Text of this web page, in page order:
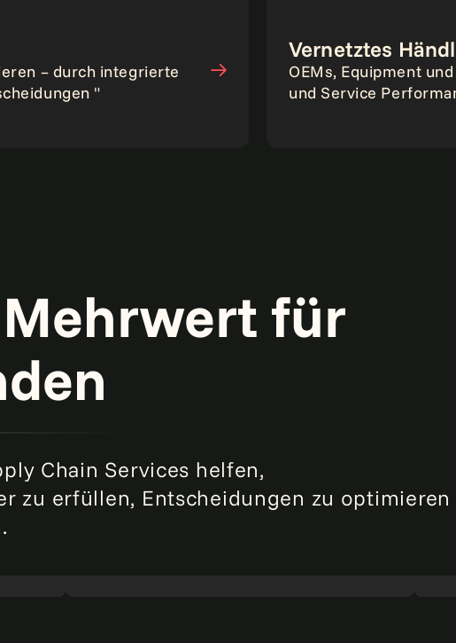
– durch integrierte
"
Vernetztes
OEMs, Equipment
und Service
für
Chain Services helfen,
zu erfüllen, Entscheidungen zu optimieren